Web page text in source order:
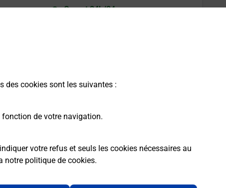
des cookies sont les suivantes :
de votre navigation.
votre refus et seuls les cookies nécessaires au
notre politique de cookies.
Ouvert 24h/24